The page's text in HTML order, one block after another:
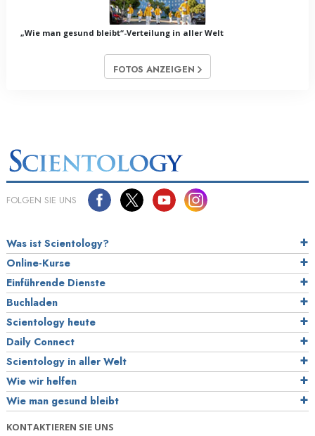
„Wie man gesund bleibt“-Verteilung in aller Welt
FOTOS ANZEIGEN
FOLGEN SIE UNS
Was ist Scientology?
Online-Kurse
Einführende Dienste
Buchladen
Scientology heute
Daily Connect
Scientology in aller Welt
Wie wir helfen
Wie man gesund bleibt
KONTAKTIEREN SIE UNS